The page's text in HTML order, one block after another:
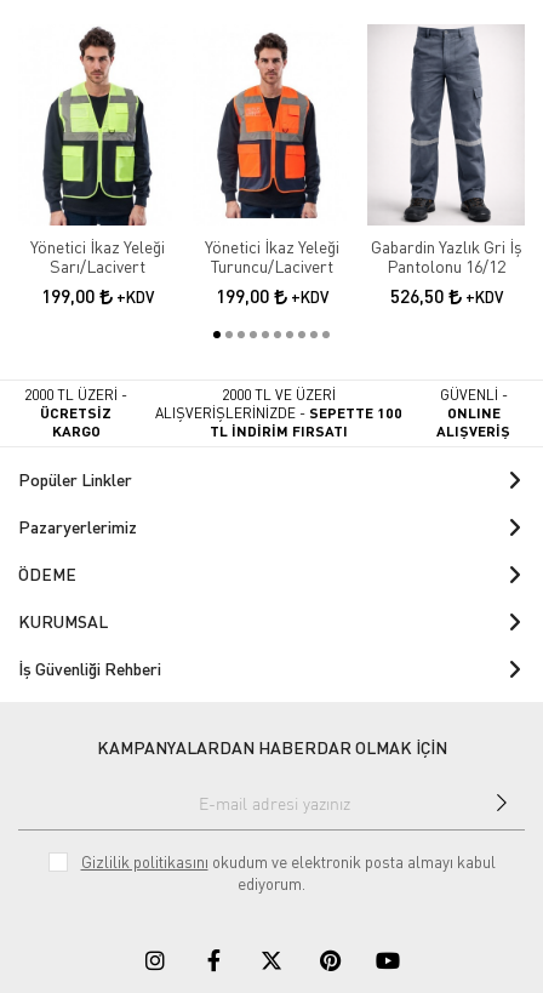
Yönetici İkaz Yeleği
Sarı/Lacivert
199,00 +KDV
Yönetici İkaz Yeleği
Turuncu/Lacivert
199,00 +KDV
Gabardin Yazlık Gri İş
Pantolonu 16/12
526,50 +KDV
2000 TL ÜZERİ -
ÜCRETSİZ
KARGO
2000 TL VE ÜZERİ
ALIŞVERİŞLERİNİZDE -SEPETTE 100
TL İNDİRİM FIRSATI
GÜVENLİ -
ONLINE
ALIŞVERİŞ
Popüler Linkler
Pazaryerlerimiz
ÖDEME
KURUMSAL
İş Güvenliği Rehberi
KAMPANYALARDAN HABERDAR OLMAK İÇİN
Gizlilik politikasını okudum ve elektronik posta almayı kabul
ediyorum.